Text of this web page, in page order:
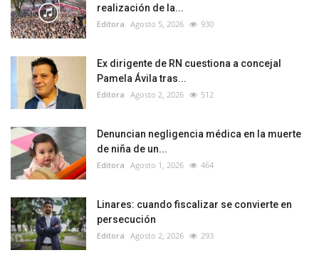
realización de la...
Editora Agosto 5, 2026 930
Ex dirigente de RN cuestiona a concejal
Pamela Ávila tras...
Editora Agosto 2, 2026 512
Denuncian negligencia médica en la muerte
de niña de un...
Editora Agosto 1, 2026 464
Linares: cuando fiscalizar se convierte en
persecución
Editora Agosto 2, 2026 293